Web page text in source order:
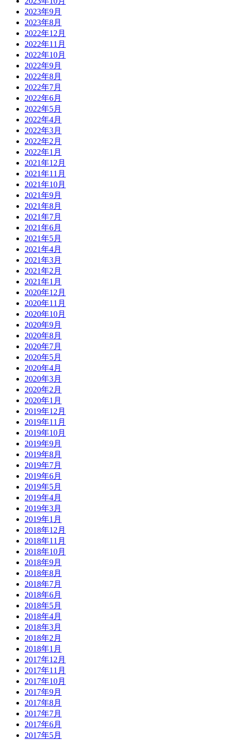
2023年9月
2023年8月
2022年12月
2022年11月
2022年10月
2022年9月
2022年8月
2022年7月
2022年6月
2022年5月
2022年4月
2022年3月
2022年2月
2022年1月
2021年12月
2021年11月
2021年10月
2021年9月
2021年8月
2021年7月
2021年6月
2021年5月
2021年4月
2021年3月
2021年2月
2021年1月
2020年12月
2020年11月
2020年10月
2020年9月
2020年8月
2020年7月
2020年5月
2020年4月
2020年3月
2020年2月
2020年1月
2019年12月
2019年11月
2019年10月
2019年9月
2019年8月
2019年7月
2019年6月
2019年5月
2019年4月
2019年3月
2019年1月
2018年12月
2018年11月
2018年10月
2018年9月
2018年8月
2018年7月
2018年6月
2018年5月
2018年4月
2018年3月
2018年2月
2018年1月
2017年12月
2017年11月
2017年10月
2017年9月
2017年8月
2017年7月
2017年6月
2017年5月